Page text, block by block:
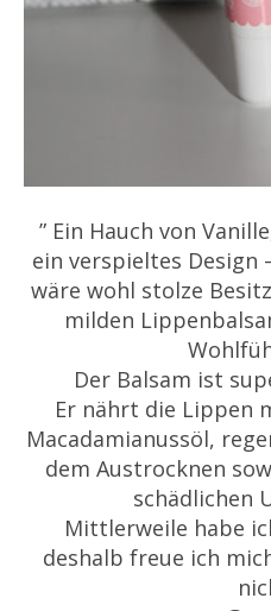
” Ein Hauch von
ein verspieltes Design
wäre wohl stolze
milden
Der Balsam ist
Er nährt die Lippen
Macadamianussöl,
dem Austrocknen
schädlichen
Mittlerweile habe
deshalb freue ich